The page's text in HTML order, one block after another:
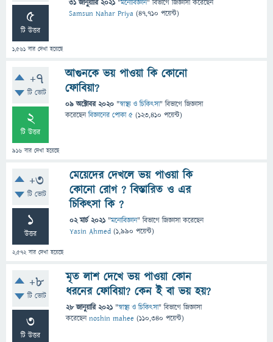
5
টি উত্তর
1,561 বার দেখা হয়েছে
31 জানুয়ারি 2021 "মনোবিজ্ঞান" বিভাগে জিজ্ঞাসাকরেছেন
Samsun Nahar Priya (47,710 পয়েন্ট)
+7
টি ভোট
2
টি উত্তর
916 বার দেখা হয়েছে
আগুনকে ভয় পাওয়া কি কোনো
ফোবিয়া?
09 অক্টোবর 2020 "স্বাস্থ্য ও চিকিৎসা" বিভাগে জিজ্ঞাসা
করেছেনবিজ্ঞানের পোকা ৫ (123,410 পয়েন্ট)
+3
টি ভোট
1
উত্তর
2,572বার দেখা হয়েছে
মেয়েদের দেখলে ভয় পাওয়া কি
কোনো রোগ ? বিস্তারিত ও এর
চিকিৎসা কি ?
02 মার্চ 2021 "মনোবিজ্ঞান" বিভাগে জিজ্ঞাসাকরেছেন
Yasin Ahmed (1,990 পয়েন্ট)
+8
টি ভোট
3
টি উত্তর
মৃত লাশ দেখে ভয় পাওয়া কোন
ধরনের ফোবিয়া? কেন ই বা ভয় হয়?
28 জানুয়ারি 2021 "স্বাস্থ্য ও চিকিৎসা" বিভাগে জিজ্ঞাসা
করেছেনnoshin mahee (110,340 পয়েন্ট)